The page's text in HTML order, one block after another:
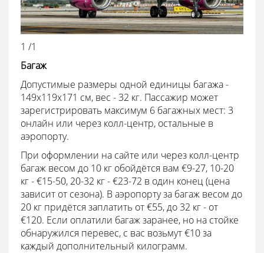
1 /1
Багаж
Допустимые размеры одной единицы багажа -
149x119x171 см, вес - 32 кг. Пассажир может
зарегистрировать максимум 6 багажных мест: 3
онлайн или через колл-центр, остальные в
аэропорту.
При оформлении на сайте или через колл-центр
багаж весом до 10 кг обойдётся вам €9-27, 10-20
кг - €15-50, 20-32 кг - €23-72 в один конец (цена
зависит от сезона). В аэропорту за багаж весом до
20 кг придётся заплатить от €55, до 32 кг - от
€120. Если оплатили багаж заранее, но на стойке
обнаружился перевес, с вас возьмут €10 за
каждый дополнительный килограмм.